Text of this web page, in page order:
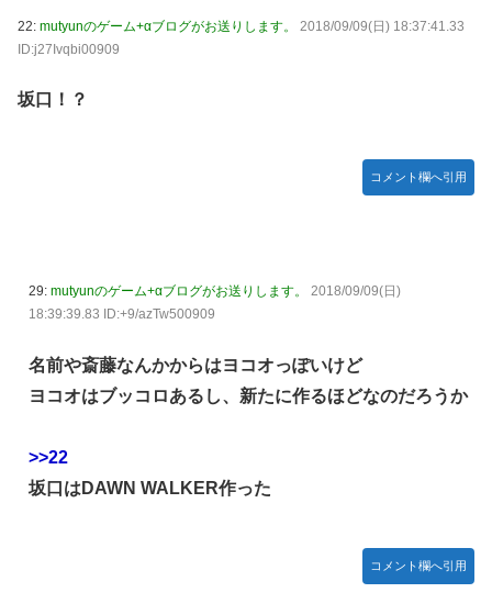
22: mutyunのゲーム+αブログがお送りします。
2018/09/09(日) 18:37:41.33
ID:j27Ivqbi00909
坂口！？
コメント欄へ引用
29: mutyunのゲーム+αブログがお送りします。
2018/09/09(日)
18:39:39.83 ID:+9/azTw500909
名前や斎藤なんかからはヨコオっぽいけど
ヨコオはブッコロあるし、新たに作るほどなのだろうか
>>22
坂口はDAWN WALKER作った
コメント欄へ引用